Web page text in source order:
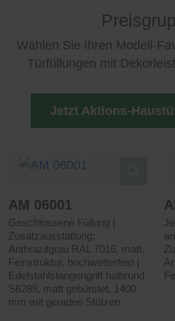
Wählen Sie Ihren Modell-
Türfüllungen mit
Jetzt Aktions-
AM 06001
Geschlossene Füllung |
Zusatzausstattung:
Anthrazitgrau RAL 7016, matt,
Feinstruktur, hochwetterfest |
Edelstahlstangengriff halbrund
S6289, matt gebürstet, 1400
mm mit geraden Stützen